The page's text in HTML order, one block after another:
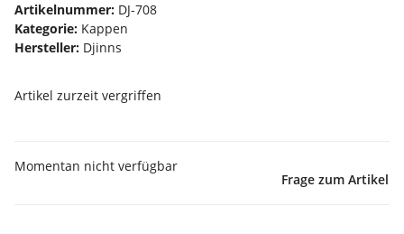
Artikelnummer: DJ-708
Kategorie: Kappen
Hersteller: Djinns
Artikel zurzeit vergriffen
Momentan nicht verfügbar
Frage zum Artikel